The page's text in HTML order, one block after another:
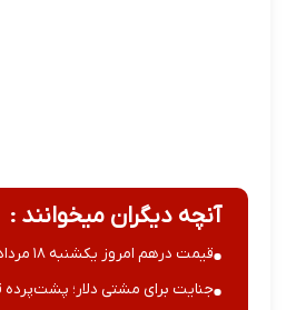
آنچه دیگران میخوانند :
قیمت درهم امروز یکشنبه ۱۸ مرداد ۱۴۰۵
جنایت برای مشتی دلار؛